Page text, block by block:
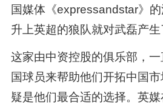
国媒体《expressandstar》
升上英超的狼队就对武磊产生
这家由中资控股的俱乐部，
国球员来帮助他们开拓中国
疑是他们最合适的选择。英